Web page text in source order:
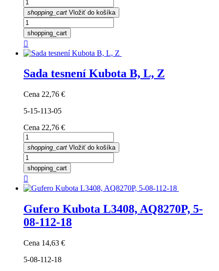
shopping_cart Vložiť do košíka
shopping_cart

Sada tesnení Kubota B, L, Z
Cena 22,76 €
5-15-113-05
Cena 22,76 €
shopping_cart Vložiť do košíka
shopping_cart

Gufero Kubota L3408, AQ8270P, 5-
08-112-18
Cena 14,63 €
5-08-112-18